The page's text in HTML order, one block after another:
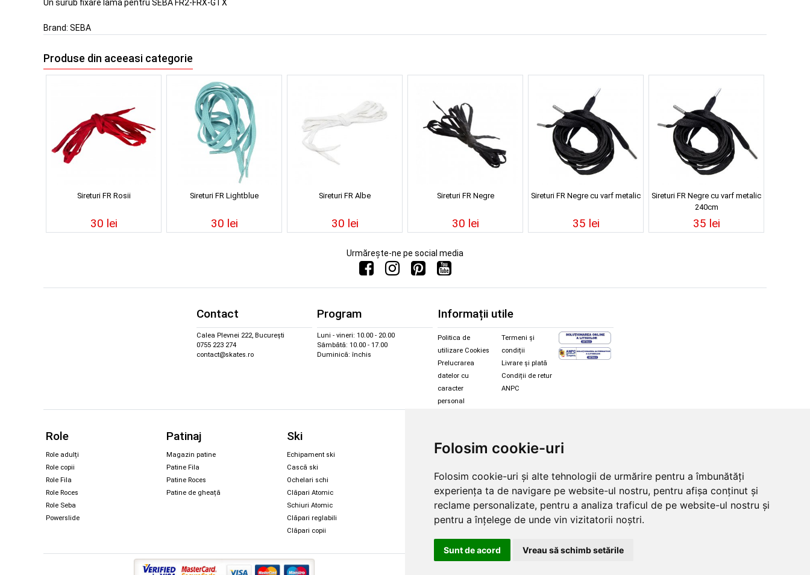
Folosim cookie-uri
Folosim cookie-uri și alte tehnologii de urmărire pentru a îmbunătăți
experiența ta de navigare pe website-ul nostru, pentru afișa conținut și
reclame personalizate, pentru a analiza traficul de pe website-ul nostru și
pentru a înțelege de unde vin vizitatorii noștri.
Sunt de acord Vreau să schimb setările
Un surub fixare lama pentru SEBA FR2-FRX-GTX
Brand: SEBA
Produse din aceeasi categorie
Sireturi FR Rosii
30 lei
Sireturi FR Lightblue
30 lei
Sireturi FR Albe
30 lei
Sireturi FR Negre
30 lei
Sireturi FR Negre cu varf metalic
35 lei
Sireturi FR Negre cu varf metalic
240cm
35 lei
Urmărește-ne pe social media
Contact
Calea Plevnei 222, București
0755 223 274
contact@skates.ro
Program
Luni - vineri: 10.00 - 20.00
Sâmbătă: 10.00 - 17.00
Duminică: închis
Informații utile
Politica de
utilizare Cookies
Prelucrarea
datelor cu
caracter
personal
Termeni și
condiții
Livrare și plată
Condiții de retur
ANPC
Role
Role adulți
Role copii
Role Fila
Role Roces
Role Seba
Powerslide
Patinaj
Magazin patine
Patine Fila
Patine Roces
Patine de gheață
Ski
Echipament ski
Cască ski
Ochelari schi
Clăpari Atomic
Schiuri Atomic
Clăpari reglabili
Clăpari copii
Magazin snowboard
Legături Rome SDS
Skate & longboard
Santa Cruz
Îmbrăcăminte schi și snowboard
Căști și ochelari Alpina
Ochelari Oakley
Ochelari Alpina
Ochelari de soare Oakley
Ochelari de soare Alpina
Intretinere manusi